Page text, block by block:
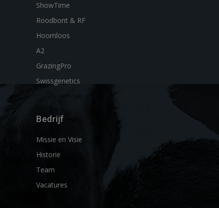
ShowTime
Roodbont & RF
Hoornloos
A2
GrazingPro
Swissgenetics
Bedrijf
Missie en Visie
Historie
Team
Vacatures